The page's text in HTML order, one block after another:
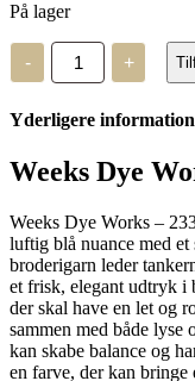
På lager
-
Weeks
Dye
Works
2337
+
Yderligere information
Weeks Dye
Weeks Dye Works –
luftig blå nuance med
broderigarn leder
et frisk, elegant udtryk i
der skal have en let og
sammen med både lyse
kan skabe balance og
en farve, der kan